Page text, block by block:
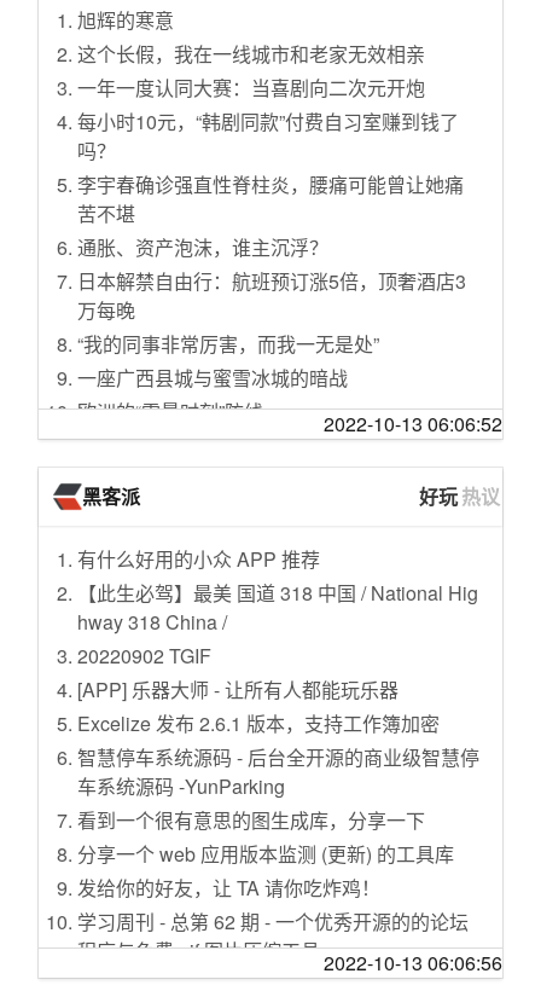
们还会保价吗？【讨论】
[创业家园]开店经验谈
[娱乐八卦]男星腹肌照，哪一位是你喜欢的菜？
[家居装饰]老屋改造：老公梦想的终点 我生活的
起点
[婆媳关系]是时候讨论国庆去哪玩了
[生活那点事]不孕不育的女性真的就没有未来，
任人践踏吗？
[婆媳关系]八卦八卦，英国女王的巨额珠宝，给
凯特继承了，梅根和卡米拉没份儿
[娱乐八卦]真相来了，原因是因为李易峰抠
[天涯众评]【今言野语】生三胎奖励2万，年轻
人不买账？
[重庆]预制菜，夺走了我们吃的新鲜食物
[娱乐八卦]今儿在这儿回顾一段青岛贮水山公园
的历史
[娱乐八卦][华夏男性形象变迁史](附属:女性择偶
指南)
[生活那点事]愿落字成暖，一生念安---争取过不
焦虑的人生
[天涯杂谈]合作伙伴一直都靠我的资源，却从不
感恩，理所当然，该怎么提醒她？
[旅游休闲]一个人的湖北行----荆州、宜昌、屏
山、恩施 狮子关浮桥 伍家台茶
[三十不嫁]大龄剩女的国庆安排，有点纠结，去
相亲还是回家呢。
[天涯杂谈]湖南湘雅医院专家将1岁宝宝上颚的
莲子壳诊断为肿瘤，专家挂号费302元【关注】
[我的大学]探讨今年考研缩招会对考生带来那些
心里困惑
[婆媳关系]就正儿八经说博士的收入
为“修墙”挪用经费 美军上百个项目可能停摆
俄罗斯：第五届东方经济论坛开幕
上海：推进竞争类企业整体上市或核心业务资
产上市
土耳其空军开始参与S-400防空导弹系统培训
沙特阿美换“掌门”或为IPO铺路
美防长挪用36亿军费建边界墙 参众两院：反
对！
暑期档票房和观影人次增幅均下降，背后有何
深意？
美国：哥大拒配合FBI监视部分学生学者
联合国机构：飓风“多里安”给巴哈马造成巨大破
坏
石油工业，为高质量发展“加油”
美军中超过17%军人肥胖 海军肥胖率更是高达2
2%
飓风“多里安”逼近美国 或造成高达250亿美元经
济损失
88元“非洲猪瘟疫苗”网上热销 店家宣称治愈率
达90%
俄媒：俄印S400协议进展顺利 还将开展新合作
未婚妈妈的权利要不要保障
网贷行业全面纳入征信系统 将加大对失信人惩
戒力度
农业农村部监测显示 养殖水产品质量安全为较
高水平
法国：合同条款不当 亚马逊被罚
两部委：六大措施鼓励生猪生产 保障市场供应
最后一次巡逻 退伍老兵界碑前举行向军旗告别
仪式
售价3.68万元起 2023款凌宝COCO上市
售价1000元 凌宝uni新增皮质座椅选装包
内饰换新设计风格 全新蔚揽PHEV谍照
售10.39万元 奕炫MAX新增车型正式上市
续航更高 领克09 EM-P远航版PM到店
基于凯雷德打造 Rezvani Vengeance官图
何时量产？通用再申请GMC Granite商标
氢气罐可手持 NamX HUV预定信息公布
Project Arrow EV在10月19日有大动作！
打造智慧交通 小马智行与速腾聚创合作
Alpine Alpenglow概念车将10月13日首发
2.0T插混 梅赛德斯-AMG CLE 63谍照曝光
继丰田之后 日产宣布退出俄罗斯市场
有望年内发布 宝马i5车型假想图曝光
预售17.98万起 狮铂拓界于11月3日上市
还是熟悉的味道 全新宝马M2全球首发
指数预测：智能电动主导市场将提前到来
奔驰第三季度在华销量突破20.6万辆
售16.48万起 V90露营版/EV80 PLUS上市
小鹏汇天飞行汽车X2在迪拜完成海外首飞
售15.38万起 跨越星V7EV新增车型上市
用时一年 第五万辆ZEEKR 001正式下线
中汽协发布9月汽车工业产销情况简述
引入头枕扬声器 世纪CENTURY配21扬声器
功能更全面 宝马iDrive 8系统迎来升级
新款瑞虎7 PLUS或于10月底/11月初上市
内饰尊贵感再度升级 新一代红旗L5谍照
CR-V插混/丰田bZ3 59批免征购置税目录
旭辉的寒意
这个长假，我在一线城市和老家无效相亲
一年一度认同大赛：当喜剧向二次元开炮
每小时10元，“韩剧同款”付费自习室赚到钱了
吗？
李宇春确诊强直性脊柱炎，腰痛可能曾让她痛
苦不堪
通胀、资产泡沫，谁主沉浮？
日本解禁自由行：航班预订涨5倍，顶奢酒店3
万每晚
“我的同事非常厉害，而我一无是处”
一座广西县城与蜜雪冰城的暗战
欧洲的“雷曼时刻”防线
24岁的我对整个世界提不起兴趣，和24岁的加
缪一样
这本书，可以提升你的认知层次
江西下一个网红城市，为什么是这里？
求职干货：如何写出HR喜欢的简历？
最大汽车联盟再谈判，“买买买”的吉利掺了一
脚？
晋江富豪镇，隐藏着“中国鞋王”的秘密
“抗衰老”的幻梦
聊聊名校生的保研热和高中化的大学
我，“北漂”单身女，未婚先买房
“卷不动”的富士康，做起了汽车代工
3000点保卫战，美联储紧缩货币政策何时转
向？
2022-10-13 06:06:52
黑客派 好玩热议
有什么好用的小众 APP 推荐
【此生必驾】最美 国道 318 中国 / National Hig
hway 318 China /
20220902 TGIF
[APP] 乐器大师 - 让所有人都能玩乐器
Excelize 发布 2.6.1 版本，支持工作簿加密
智慧停车系统源码 - 后台全开源的商业级智慧停
车系统源码 -YunParking
看到一个很有意思的图生成库，分享一下
分享一个 web 应用版本监测 (更新) 的工具库
发给你的好友，让 TA 请你吃炸鸡！
学习周刊 - 总第 62 期 - 一个优秀开源的的论坛
程序与免费 gif 图片压缩工具
【自荐】Focus 浏览器：一款支持油猴脚本、
2022-10-13 06:06:56